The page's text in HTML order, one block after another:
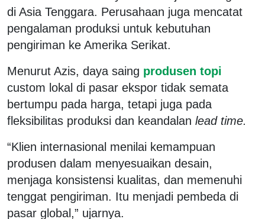
di Asia Tenggara. Perusahaan juga mencatat
pengalaman produksi untuk kebutuhan
pengiriman ke Amerika Serikat.
Menurut Azis, daya saing produsen topi
custom lokal di pasar ekspor tidak semata
bertumpu pada harga, tetapi juga pada
fleksibilitas produksi dan keandalan lead time.
“Klien internasional menilai kemampuan
produsen dalam menyesuaikan desain,
menjaga konsistensi kualitas, dan memenuhi
tenggat pengiriman. Itu menjadi pembeda di
pasar global,” ujarnya.